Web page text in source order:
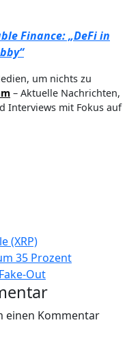
Finance: „DeFi in
um nichts zu
– Aktuelle Nachrichten,
Interviews mit Fokus auf
(XRP)
35 Prozent
Out
einen Kommentar